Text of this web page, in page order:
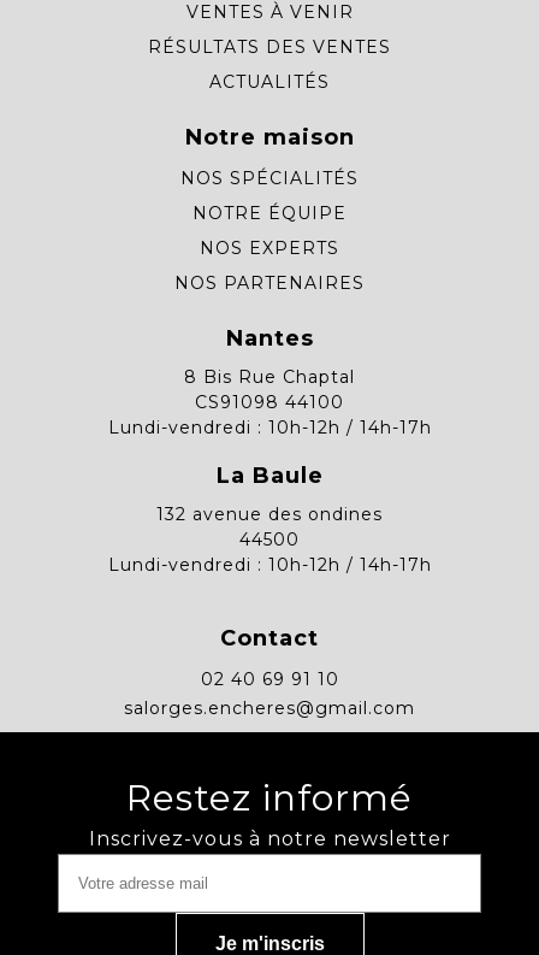
VENTES À VENIR
RÉSULTATS DES VENTES
ACTUALITÉS
Notre maison
NOS SPÉCIALITÉS
NOTRE ÉQUIPE
NOS EXPERTS
NOS PARTENAIRES
Nantes
8 Bis Rue Chaptal
CS91098 44100
Lundi-vendredi : 10h-12h / 14h-17h
La Baule
132 avenue des ondines
44500
Lundi-vendredi : 10h-12h / 14h-17h
Contact
02 40 69 91 10
salorges.encheres@gmail.com
Restez informé
Inscrivez-vous à notre newsletter